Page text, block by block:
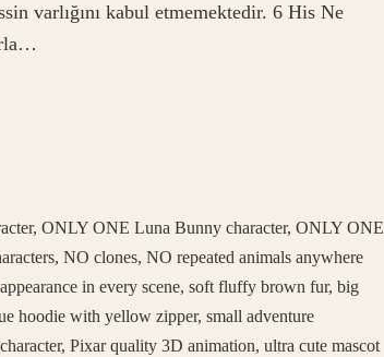
varlığını kabul etmemektedir. 6 His Ne
ONLY ONE Luna Bunny character, ONLY ONE
NO clones, NO repeated animals anywhere
in every scene, soft fluffy brown fur, big
hoodie with yellow zipper, small adventure
Pixar quality 3D animation, ultra cute mascot